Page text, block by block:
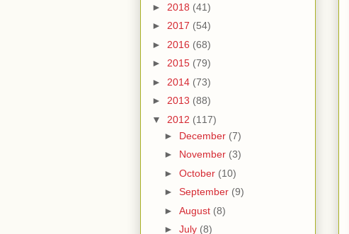
► 2018 (41)
► 2017 (54)
► 2016 (68)
► 2015 (79)
► 2014 (73)
► 2013 (88)
▼ 2012 (117)
► December (7)
► November (3)
► October (10)
► September (9)
► August (8)
► July (8)